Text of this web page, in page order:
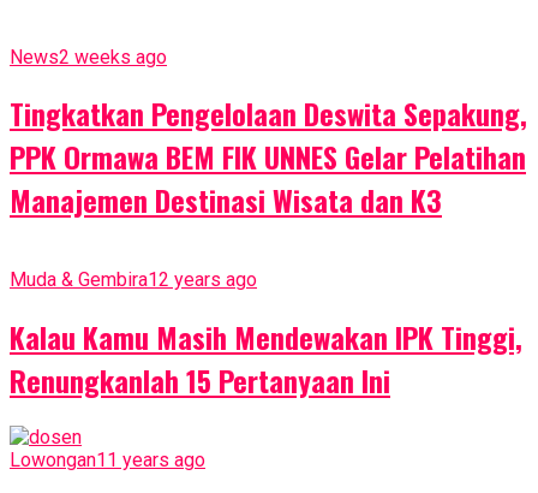
News2 weeks ago
Tingkatkan Pengelolaan Deswita Sepakung,
PPK Ormawa BEM FIK UNNES Gelar Pelatihan
Manajemen Destinasi Wisata dan K3
Muda & Gembira12 years ago
Kalau Kamu Masih Mendewakan IPK Tinggi,
Renungkanlah 15 Pertanyaan Ini
Lowongan11 years ago